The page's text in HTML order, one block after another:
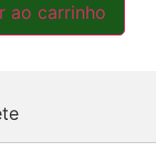
ao carrinho